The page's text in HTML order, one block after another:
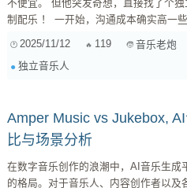
不便宜。 但他突发奇想，直接找了个独立音乐人合作，给他这部纪录片 定
制配乐 ！ 一开始，沟通成本确实高一些，毕竟双方都得磨合。但结果出乎
意料的好！音乐和影像的契合度简直完
且，费用比商业授权 便宜太多 了！ 这事儿让我觉得，对于独立制片人来
2025/11/12 119 音乐老炮
独立音乐人
Amper Music vs Jukebox,
比与场景分析
在数字音乐创作的浪潮中，AI音乐生成
的格局。对于音乐人、内容创作者以